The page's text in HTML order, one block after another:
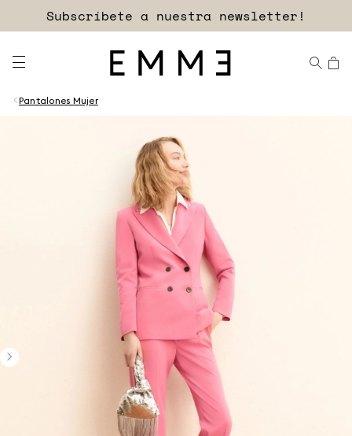
Subscríbete a nuestra newsletter!
Pantalones Mujer